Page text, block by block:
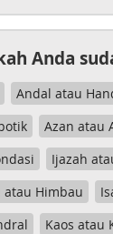
Anda
Andal atau
Azan atau
Ijazah
atau Himbau
Kaos atau